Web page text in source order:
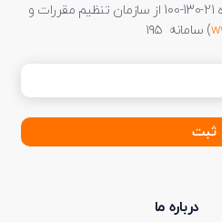
خدمات ارتباطی (UNSP) به شماره 21-130-100 از سازمان تنظیم مقررات و
) سامانه ۱۹۵
درباره ما